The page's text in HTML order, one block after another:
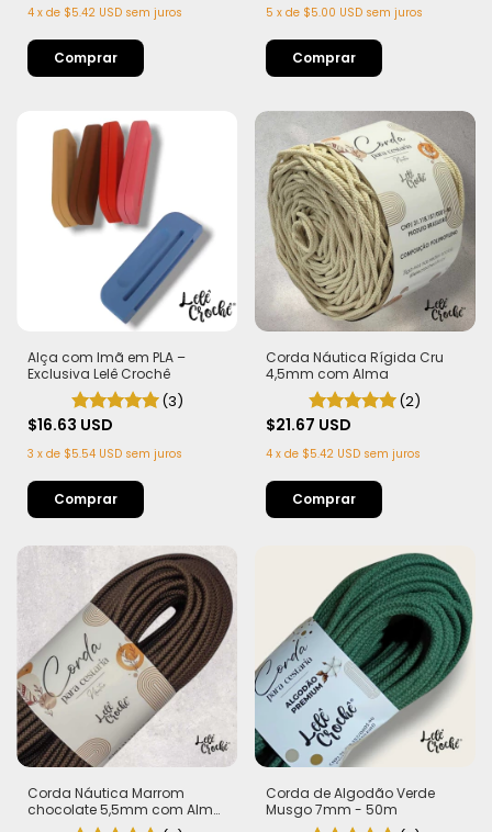
4 x de $5.42 USD sem juros 5 x de $5.00 USD sem juros
Alça com Imã em PLA –
Exclusiva Lelê Crochê
(3)
$16.63 USD
3 x de $5.54 USD sem juros
Comprar
Corda Náutica Rígida Cru
4,5mm com Alma
(2)
$21.67 USD
4 x de $5.42 USD sem juros
Comprar
Corda Náutica Marrom
chocolate 5,5mm com Alma
- Flex, macia e Leve | 50
Corda de Algodão Verde
Musgo 7mm - 50m